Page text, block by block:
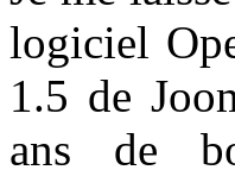
logiciel
1.5 de
ans de